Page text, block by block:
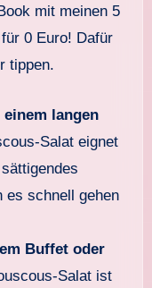
mit meinen 5
0 Euro! Dafür
tippen.
einem langen
Salat eignet
es schnell gehen
Buffet oder
Salat ist